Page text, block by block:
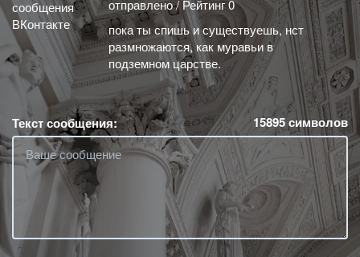
отправлено / Рейтинг 0
пока ты спишь и существуешь, нст
размножаются, как муравьи в
подземном царстве.
Текст сообщения: 15895символов